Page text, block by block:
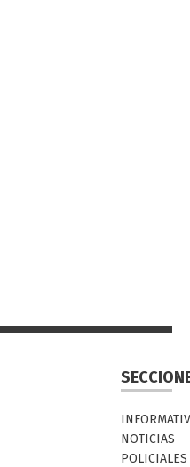
NOTICIAS
POLICIALES